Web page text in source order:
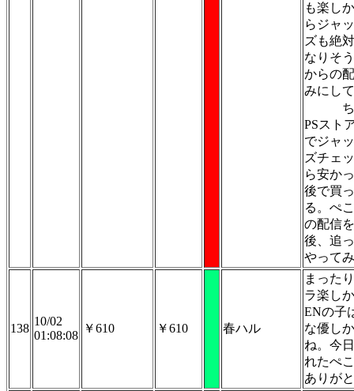
も楽し
らジャ
ズも絶
なりそ
からの
みにし
PSスト
でジャ
ズチェ
ら安か
後で買
る。ぺ
の配信
後、追
やって
138
10/02
01:08:08
￥610 ￥610 春ハル
まった
ラ楽し
ENの子
な優し
ね。今
れたぺ
ありが